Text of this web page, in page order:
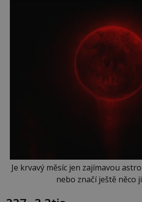
Je krvavý měsíc jen zajímavou
nebo značí ještě něco